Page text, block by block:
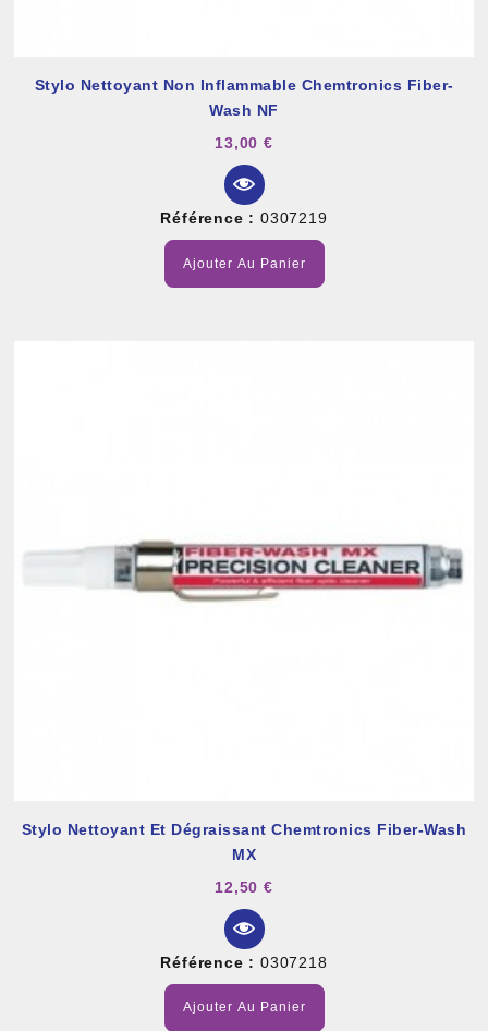
Stylo Nettoyant Non Inflammable Chemtronics Fiber-
Wash NF
13,00 €
Référence : 0307219
Ajouter Au Panier
Stylo Nettoyant Et Dégraissant Chemtronics Fiber-Wash
MX
12,50 €
Référence : 0307218
Ajouter Au Panier